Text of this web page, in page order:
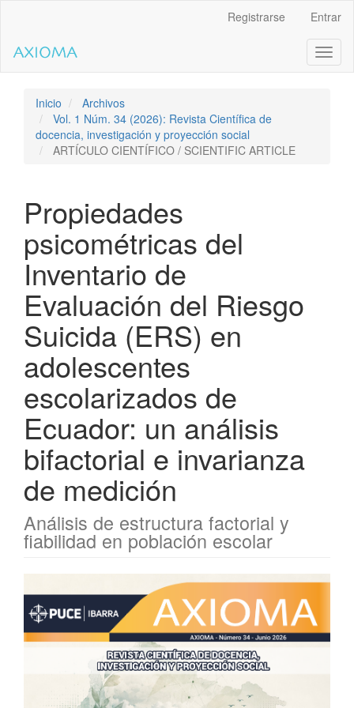
contenido
de
Navegación
principal
Contenido
Registrarse Entrar
Inicio
Archivos
Vol. 1 Núm. 34 (2026): Revista Científica de
docencia, investigación y proyección social
ARTÍCULO CIENTÍFICO / SCIENTIFIC ARTICLE
Propiedades
psicométricas del
Inventario de
Evaluación del Riesgo
Suicida (ERS) en
adolescentes
escolarizados de
Ecuador: un análisis
bifactorial e invarianza
de medición
Análisis de estructura factorial y
fiabilidad en población escolar
Barra
lateral
del
artículo